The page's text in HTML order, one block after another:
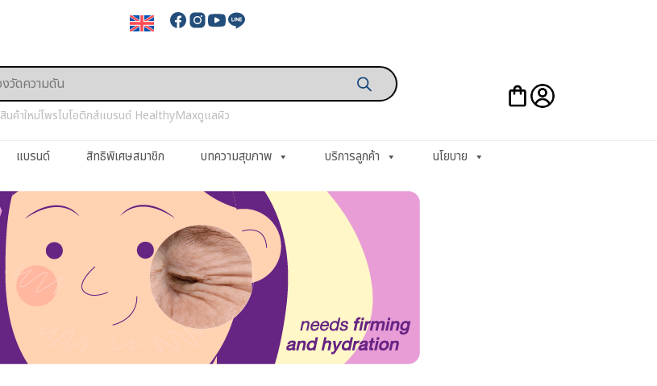
สินค้าใหม่โพรไบโอติกส์แบรนด์ HealthyMaxดูแลผิว
แบรนด์ สิทธิพิเศษสมาชิก บทความสุขภาพ บริการลูกค้า นโยบาย